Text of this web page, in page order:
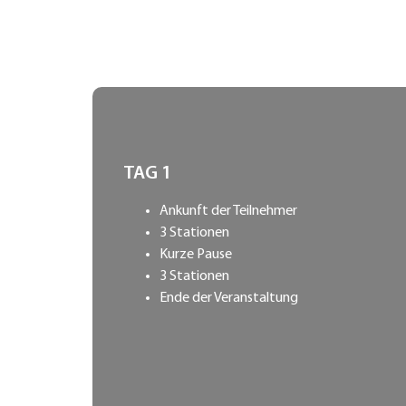
TAG 1
Ankunft der Teilnehmer
3 Stationen
Kurze Pause
3 Stationen
Ende der Veranstaltung